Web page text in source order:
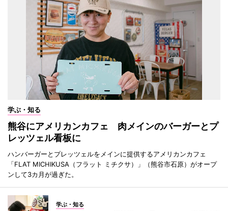
学ぶ・知る
熊谷にアメリカンカフェ 肉メインのバーガーとプ
レッツェル看板に
ハンバーガーとプレッツェルをメインに提供するアメリカンカフェ
「FLAT MICHIKUSA（フラット ミチクサ）」（熊谷市石原）がオープ
ンして3カ月が過ぎた。
学ぶ・知る